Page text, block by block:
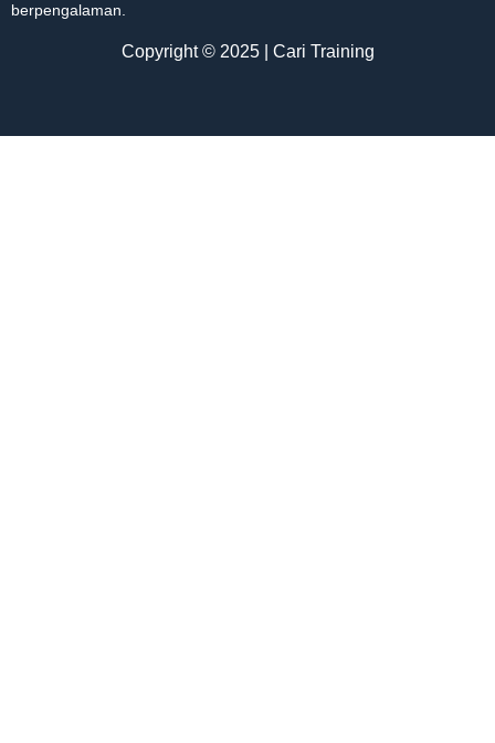
berpengalaman.
Copyright © 2025 | Cari Training